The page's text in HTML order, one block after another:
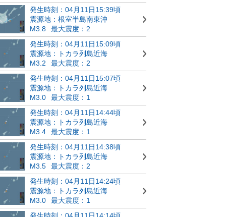
発生時刻：04月11日15:39頃
震源地：根室半島南東沖
M3.8
最大震度：2
発生時刻：04月11日15:09頃
震源地：トカラ列島近海
M3.2
最大震度：2
発生時刻：04月11日15:07頃
震源地：トカラ列島近海
M3.0
最大震度：1
発生時刻：04月11日14:44頃
震源地：トカラ列島近海
M3.4
最大震度：1
発生時刻：04月11日14:38頃
震源地：トカラ列島近海
M3.5
最大震度：2
発生時刻：04月11日14:24頃
震源地：トカラ列島近海
M3.0
最大震度：1
発生時刻：04月11日14:14頃